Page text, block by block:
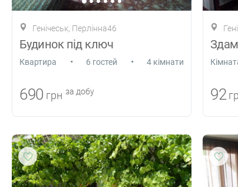
Генічеськ, Перлінна46
Будинок під ключ
Квартира • 6 гостей • 4 кімнати
690 грн за добу 92